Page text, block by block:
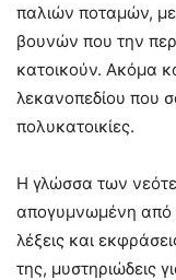
παλιών ποταμών,
βουνών που την
κατοικούν. Ακόμα
λεκανοπεδίου που
πολυκατοικίες.
Η γλώσσα των
απογυμνωμένη από
λέξεις και
της, μυστηριώδεις